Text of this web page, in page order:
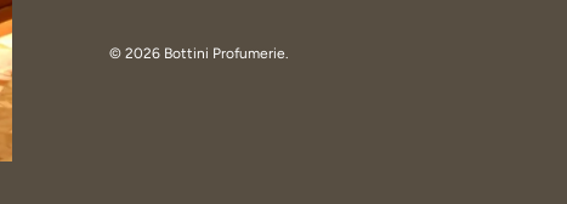
© 2026 Bottini Profumerie